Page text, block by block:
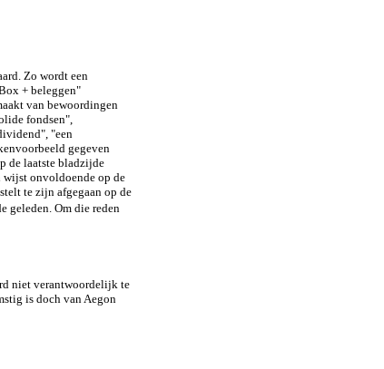
Zo wordt een
+ beleggen"
van bewoordingen
fondsen",
"een
gegeven
de laatste bladzijde
onvoldoende op de
te zijn afgegaan op de
geleden. Om die reden
niet verantwoordelijk te
is doch van Aegon